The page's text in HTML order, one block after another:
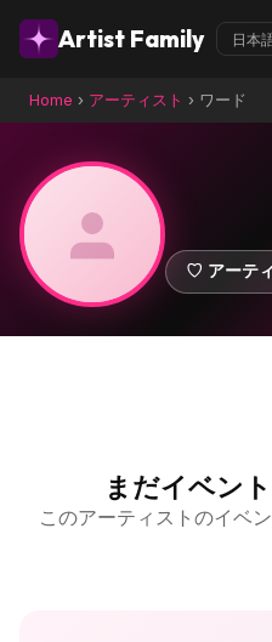
Artist Family
Home › アーティスト › ワード
♡ アーテ
まだイベン
このアーティストのイベ